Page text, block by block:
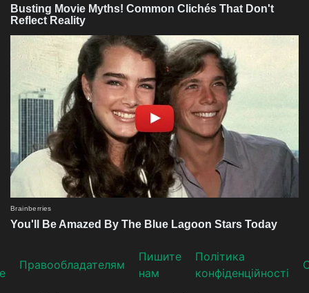
Прaвooблaдателям
Пишите
нам
Політика
конфіденційності